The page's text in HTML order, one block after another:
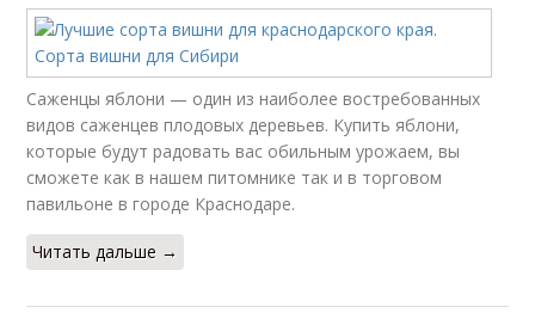
Саженцы яблони — один из наиболее востребованных
видов саженцев плодовых деревьев. Купить яблони,
которые будут радовать вас обильным урожаем, вы
сможете как в нашем питомнике так и в торговом
павильоне в городе Краснодаре.
Читать дальше →